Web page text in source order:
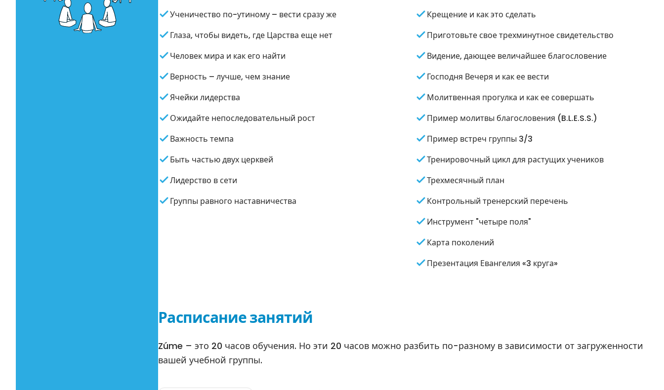
Ученичество по-утиному – вести сразу же
Глаза, чтобы видеть, где Царства еще нет
Человек мира и как его найти
Верность – лучше, чем знание
Ячейки лидерства
Ожидайте непоследовательный рост
Важность темпа
Быть частью двух церквей
Лидерство в сети
Группы равного наставничества
Крещение и как это сделать
Приготовьте свое трехминутное свидетельство
Видение, дающее величайшее благословение
Господня Вечеря и как ее вести
Молитвенная прогулка и как ее совершать
Пример молитвы благословения (B.L.E.S.S.)
Пример встреч группы 3/3
Тренировочный цикл для растущих учеников
Трехмесячный план
Контрольный тренерский перечень
Инструмент "четыре поля"
Карта поколений
Презентация Евангелия «3 круга»
Расписание занятий
Zúme – это 20 часов обучения. Но эти 20 часов можно разбить по-разному в зависимости от загруженности
вашей учебной группы.